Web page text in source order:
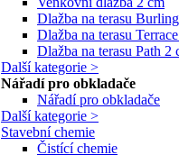
Dlažba na terasu
Dlažba na terasu
Dlažba na terasu Path 2
Další kategorie >
Nářadí pro obkladače
Nářadí pro obkladače
Další kategorie >
Stavební chemie
Čistící chemie